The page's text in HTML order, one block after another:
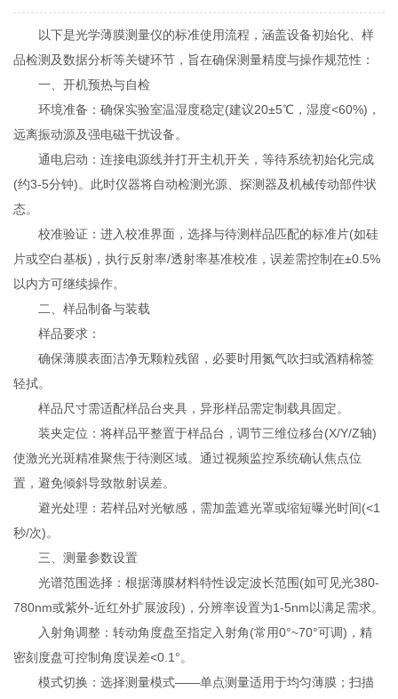
以下是光学薄膜测量仪的标准使用流程，涵盖设备初始化、样
品检测及数据分析等关键环节，旨在确保测量精度与操作规范性：
一、开机预热与自检
环境准备：确保实验室温湿度稳定(建议20±5℃，湿度<60%)，
远离振动源及强电磁干扰设备。
通电启动：连接电源线并打开主机开关，等待系统初始化完成
(约3-5分钟)。此时仪器将自动检测光源、探测器及机械传动部件状
态。
校准验证：进入校准界面，选择与待测样品匹配的标准片(如硅
片或空白基板)，执行反射率/透射率基准校准，误差需控制在±0.5%
以内方可继续操作。
二、样品制备与装载
样品要求：
确保薄膜表面洁净无颗粒残留，必要时用氮气吹扫或酒精棉签
轻拭。
样品尺寸需适配样品台夹具，异形样品需定制载具固定。
装夹定位：将样品平整置于样品台，调节三维位移台(X/Y/Z轴)
使激光光斑精准聚焦于待测区域。通过视频监控系统确认焦点位
置，避免倾斜导致散射误差。
避光处理：若样品对光敏感，需加盖遮光罩或缩短曝光时间(<1
秒/次)。
三、测量参数设置
光谱范围选择：根据薄膜材料特性设定波长范围(如可见光380-
780nm或紫外-近红外扩展波段)，分辨率设置为1-5nm以满足需求。
入射角调整：转动角度盘至指定入射角(常用0°~70°可调)，精
密刻度盘可控制角度误差<0.1°。
模式切换：选择测量模式——单点测量适用于均匀薄膜；扫描